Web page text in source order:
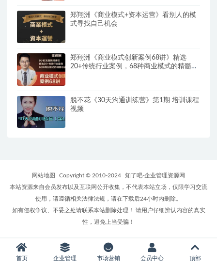
郑翔洲《商业模式+资本运营》看别人的模
式寻找自己机会
郑翔洲《商业模式创新案例68讲》精选
20+传统行业案例，68种商业模式的精髓与
脱不花《30天沟通训练营》第1期 培训课程
视频
网站地图 Copyright © 2010-2024
知了吧-企业管理资源网
本站资源来自会员发布以及互联网公开收集，不代表本站立场，仅限学习交流
使用，请遵循相关法律法规，请在下载后24小时内删除。
如有侵权争议、不妥之处请联系本站删除处理！ 请用户仔细辨认内容的真实
性，避免上当受骗！
首页 企业管理 市场营销 会员中心 顶部